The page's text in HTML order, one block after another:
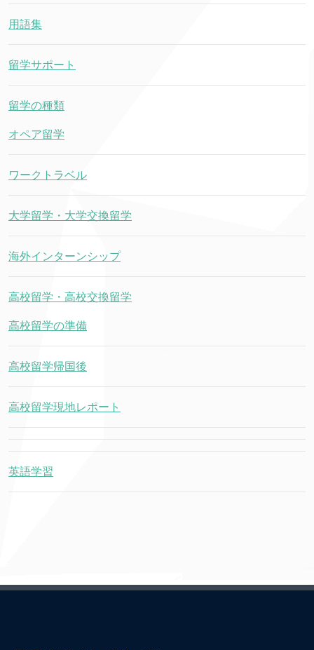
用語集
留学サポート
留学の種類
オペア留学
ワークトラベル
大学留学・大学交換留学
海外インターンシップ
高校留学・高校交換留学
高校留学の準備
高校留学帰国後
高校留学現地レポート
英語学習